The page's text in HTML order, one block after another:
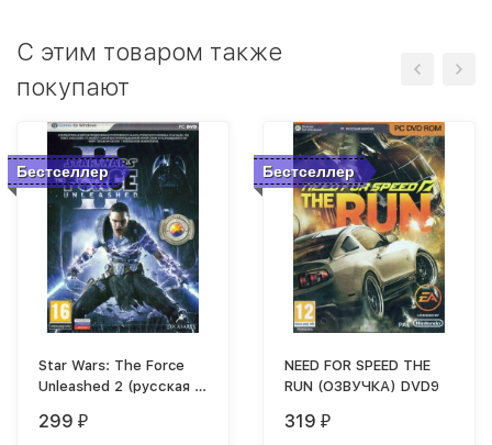
C этим товаром также
покупают
Бестселлер
Star Wars: The Force
Unleashed 2 (русская и
299 ₽
Бестселлер
NEED FOR SPEED THE
RUN (ОЗВУЧКА) DVD9
319 ₽